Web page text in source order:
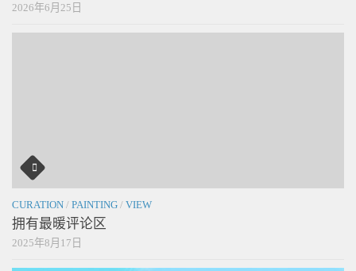
2026年6月25日
CURATION / PAINTING / VIEW
拥有最暖评论区
2025年8月17日